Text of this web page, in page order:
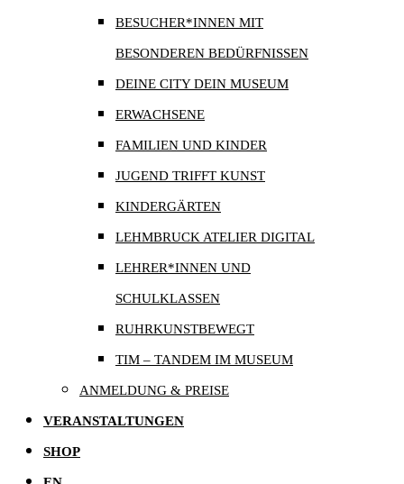
BESUCHER*INNEN MIT
BESONDEREN BEDÜRFNISSEN
DEINE CITY DEIN MUSEUM
ERWACHSENE
FAMILIEN UND KINDER
JUGEND TRIFFT KUNST
KINDERGÄRTEN
LEHMBRUCK ATELIER DIGITAL
LEHRER*INNEN UND
SCHULKLASSEN
RUHRKUNSTBEWEGT
TIM – TANDEM IM MUSEUM
ANMELDUNG & PREISE
VERANSTALTUNGEN
SHOP